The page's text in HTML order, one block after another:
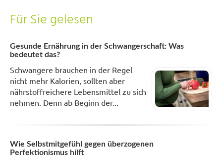
Für Sie gelesen
Gesunde Ernährung in der Schwangerschaft: Was
bedeutet das?
Schwangere brauchen in der Regel
nicht mehr Kalorien, sollten aber
nährstoffreichere Lebensmittel zu sich
nehmen. Denn ab Beginn der...
Wie Selbstmitgefühl gegen überzogenen
Perfektionismus hilft